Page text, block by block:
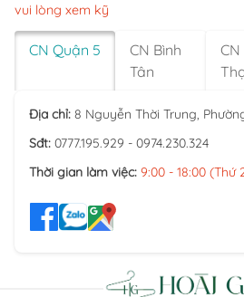
vui lòng xem kỹ
CN Quận 5
CN Bình
Tân
CN
Địa chỉ: 8 Nguyễn Thời Trung,
Sđt: 0777.195.929 - 0974.230.324
Thời gian làm việc: 9:00 - 18:00 (Thứ